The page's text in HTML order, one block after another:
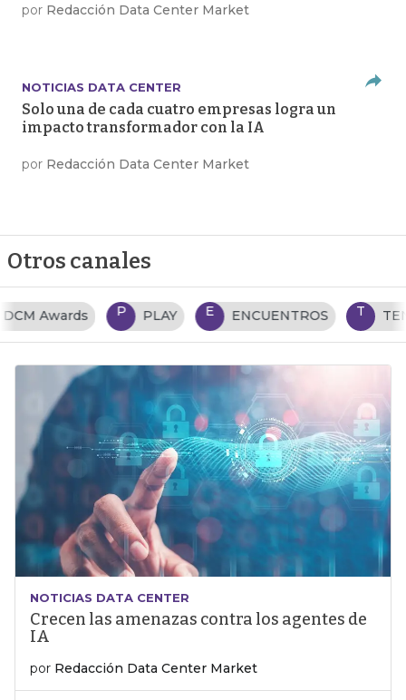
por Redacción Data Center Market
NOTICIAS DATA CENTER
Solo una de cada cuatro empresas logra un
impacto transformador con la IA
por Redacción Data Center Market
Otros canales
P PLAY E ENCUENTROS T TENDENCIAS TI
NOTICIAS DATA CENTER
Crecen las amenazas contra los agentes de
IA
por Redacción Data Center Market